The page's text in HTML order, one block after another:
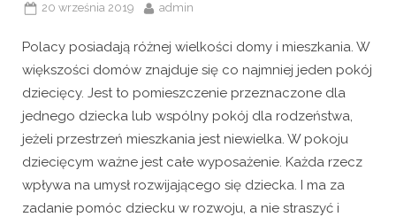
Posted
20 września 2019 By
admin
Polacy posiadają różnej wielkości domy i mieszkania. W
większości domów znajduje się co najmniej jeden pokój
dziecięcy. Jest to pomieszczenie przeznaczone dla
jednego dziecka lub wspólny pokój dla rodzeństwa,
jeżeli przestrzeń mieszkania jest niewielka. W pokoju
dziecięcym ważne jest całe wyposażenie. Każda rzecz
wpływa na umysł rozwijającego się dziecka. I ma za
zadanie pomóc dziecku w rozwoju, a nie straszyć i